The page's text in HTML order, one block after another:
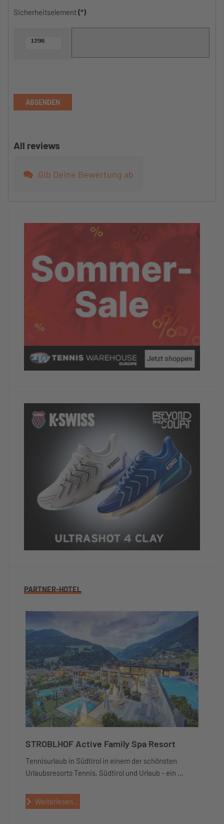
Sicherheitselement(*)
ABSENDEN
All reviews
Gib Deine Bewertung ab
PARTNER-HOTEL
STROBLHOF Active Family Spa Resort
Tennisurlaub in Südtirol in einem der schönsten
Urlaubsresorts Tennis, Südtirol und Urlaub - ein ...
Weiterlesen...